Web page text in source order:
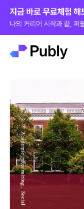
지금 바로 무료체험 해
나의 커리어 시작과 끝, 퍼